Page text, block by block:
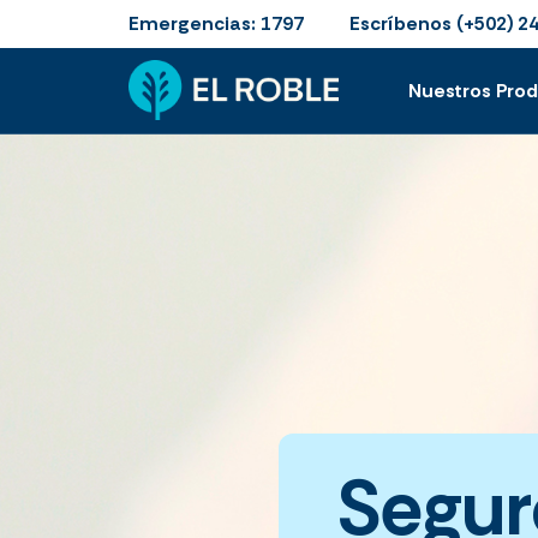
Emergencias: 1797 Escríbenos (+502)
Nuestros